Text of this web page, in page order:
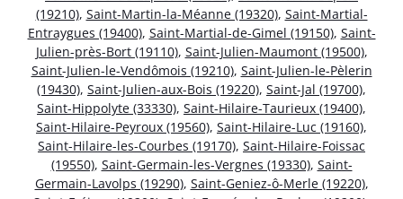
(19210), Saint-Martin-la-Méanne (19320), Saint-Martial-
Entraygues (19400), Saint-Martial-de-Gimel (19150), Saint-
Julien-près-Bort (19110), Saint-Julien-Maumont (19500),
Saint-Julien-le-Vendômois (19210), Saint-Julien-le-Pèlerin
(19430), Saint-Julien-aux-Bois (19220), Saint-Jal (19700),
Saint-Hippolyte (33330), Saint-Hilaire-Taurieux (19400),
Saint-Hilaire-Peyroux (19560), Saint-Hilaire-Luc (19160),
Saint-Hilaire-les-Courbes (19170), Saint-Hilaire-Foissac
(19550), Saint-Germain-les-Vergnes (19330), Saint-
Germain-Lavolps (19290), Saint-Geniez-ô-Merle (19220),